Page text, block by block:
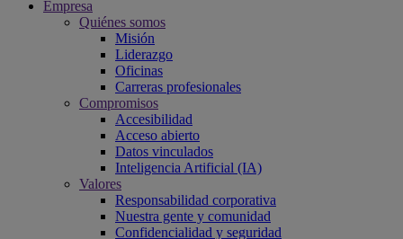
Empresa
Quiénes somos
Misión
Liderazgo
Oficinas
Carreras profesionales
Compromisos
Accesibilidad
Acceso abierto
Datos vinculados
Inteligencia Artificial (IA)
Valores
Responsabilidad corporativa
Nuestra gente y comunidad
Confidencialidad y seguridad